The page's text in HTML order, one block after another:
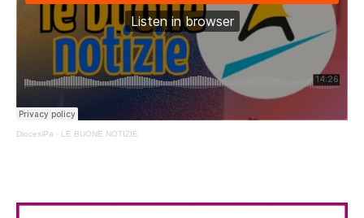
DiocesiPa · LE BUONE NOTIZIE